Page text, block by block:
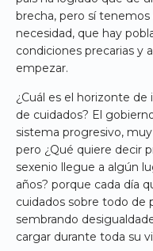
brecha, pero sí
necesidad, que hay
condiciones precarias y
empezar.
¿Cuál es el horizonte
de cuidados? El
sistema progresivo,
pero ¿Qué quiere decir
sexenio llegue a algún
años? porque cada día
cuidados sobre todo de
sembrando
cargar durante toda su